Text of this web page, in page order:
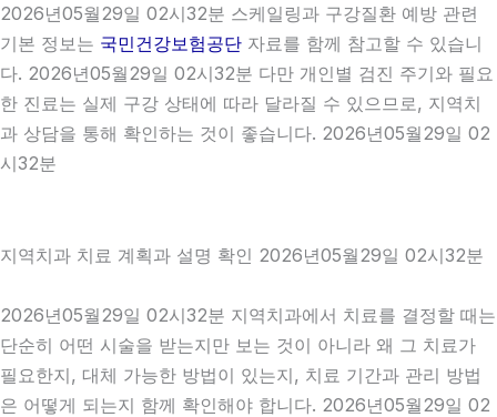
2026년05월29일 02시32분 스케일링과 구강질환 예방 관련
기본 정보는 국민건강보험공단 자료를 함께 참고할 수 있습니
다. 2026년05월29일 02시32분 다만 개인별 검진 주기와 필요
한 진료는 실제 구강 상태에 따라 달라질 수 있으므로, 지역치
과 상담을 통해 확인하는 것이 좋습니다. 2026년05월29일 02
시32분
지역치과 치료 계획과 설명 확인 2026년05월29일 02시32분
2026년05월29일 02시32분 지역치과에서 치료를 결정할 때는
단순히 어떤 시술을 받는지만 보는 것이 아니라 왜 그 치료가
필요한지, 대체 가능한 방법이 있는지, 치료 기간과 관리 방법
은 어떻게 되는지 함께 확인해야 합니다. 2026년05월29일 02